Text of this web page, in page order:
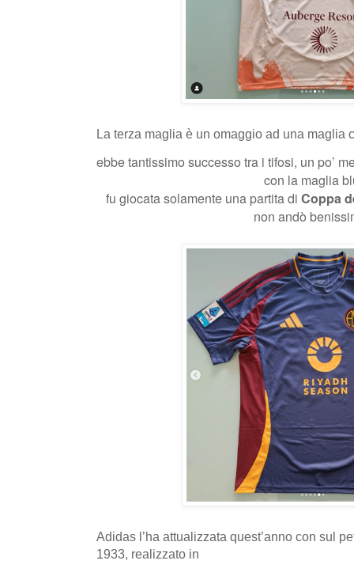
La terza maglia è un omaggio ad una maglia
ebbe tantissimo successo tra i tifosi, un po’
con la maglia
fu giocata solamente una partita di Coppa
non andò
Adidas l’ha attualizzata quest’anno con sul
1933, realizzato in